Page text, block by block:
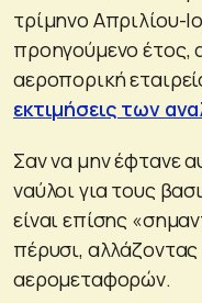
τρίμηνο Απριλίου-
προηγούμενο
αεροπορική
εκτιμήσεις των
Σαν να μην έφτανε
ναύλοι για τους
είναι επίσης
πέρυσι,
αερομεταφορών.